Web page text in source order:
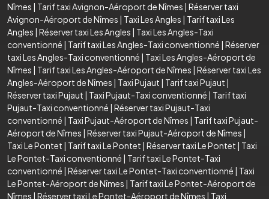
Nîmes | Tarif taxi Avignon-Aéroport de Nîmes | Réserver taxi
Avignon-Aéroport de Nîmes | Taxi Les Angles | Tarif taxi Les
Angles | Réserver taxi Les Angles | Taxi Les Angles-Taxi
conventionné | Tarif taxi Les Angles-Taxi conventionné | Réserver
taxi Les Angles-Taxi conventionné | Taxi Les Angles-Aéroport de
Nîmes | Tarif taxi Les Angles-Aéroport de Nîmes | Réserver taxi Les
Angles-Aéroport de Nîmes | Taxi Pujaut | Tarif taxi Pujaut |
Réserver taxi Pujaut | Taxi Pujaut-Taxi conventionné | Tarif taxi
Pujaut-Taxi conventionné | Réserver taxi Pujaut-Taxi
conventionné | Taxi Pujaut-Aéroport de Nîmes | Tarif taxi Pujaut-
Aéroport de Nîmes | Réserver taxi Pujaut-Aéroport de Nîmes |
Taxi Le Pontet | Tarif taxi Le Pontet | Réserver taxi Le Pontet | Taxi
Le Pontet-Taxi conventionné | Tarif taxi Le Pontet-Taxi
conventionné | Réserver taxi Le Pontet-Taxi conventionné | Taxi
Le Pontet-Aéroport de Nîmes | Tarif taxi Le Pontet-Aéroport de
Nîmes | Réserver taxi Le Pontet-Aéroport de Nîmes | Taxi